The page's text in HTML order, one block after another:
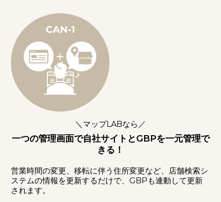
＼マップLABなら／
一つの管理画面で自社サイトとGBPを一元管理で
きる！
営業時間の変更、移転に伴う住所変更など、店舗検索シ
ステムの情報を更新するだけで、GBPも連動して更新
されます。